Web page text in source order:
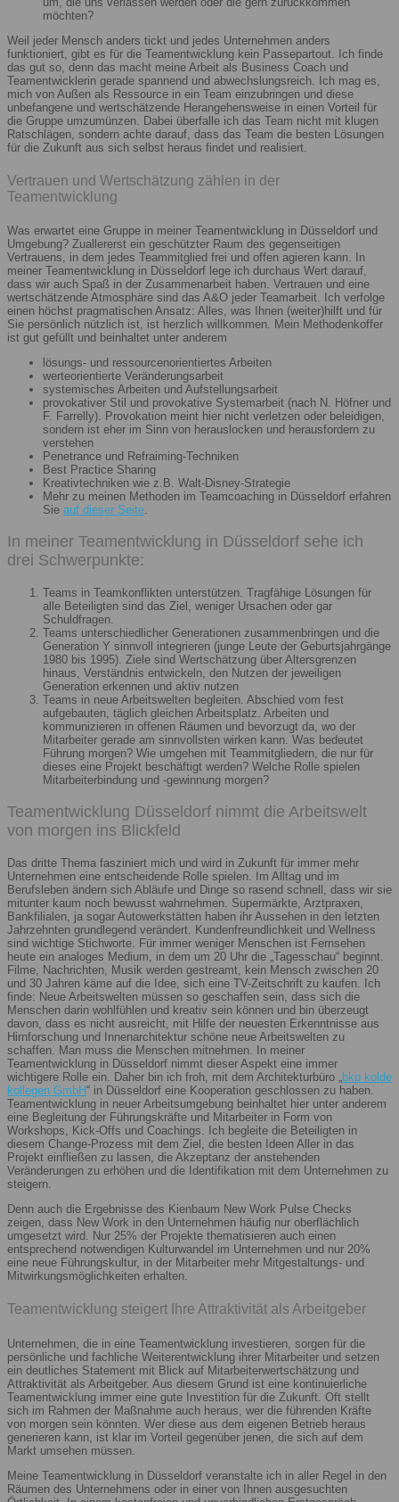
möchten?
Weil jeder Mensch anders tickt und jedes Unternehmen anders
funktioniert, gibt es für die Teamentwicklung kein Passepartout. Ich finde
das gut so, denn das macht meine Arbeit als Business Coach und
Teamentwicklerin gerade spannend und abwechslungsreich. Ich mag es,
mich von Außen als Ressource in ein Team einzubringen und diese
unbefangene und wertschätzende Herangehensweise in einen Vorteil für
die Gruppe umzumünzen. Dabei überfalle ich das Team nicht mit klugen
Ratschlägen, sondern achte darauf, dass das Team die besten Lösungen
für die Zukunft aus sich selbst heraus findet und realisiert.
Vertrauen und Wertschätzung zählen in der
Teamentwicklung
Was erwartet eine Gruppe in meiner Teamentwicklung in Düsseldorf und
Umgebung? Zuallererst ein geschützter Raum des gegenseitigen
Vertrauens, in dem jedes Teammitglied frei und offen agieren kann. In
meiner Teamentwicklung in Düsseldorf lege ich durchaus Wert darauf,
dass wir auch Spaß in der Zusammenarbeit haben. Vertrauen und eine
wertschätzende Atmosphäre sind das A&O jeder Teamarbeit. Ich verfolge
einen höchst pragmatischen Ansatz: Alles, was Ihnen (weiter)hilft und für
Sie persönlich nützlich ist, ist herzlich willkommen. Mein Methodenkoffer
ist gut gefüllt und beinhaltet unter anderem
lösungs- und ressourcenorientiertes Arbeiten
werteorientierte Veränderungsarbeit
systemisches Arbeiten und Aufstellungsarbeit
provokativer Stil und provokative Systemarbeit (nach N. Höfner und
F. Farrelly). Provokation meint hier nicht verletzen oder beleidigen,
sondern ist eher im Sinn von herauslocken und herausfordern zu
verstehen
Penetrance und Refraiming-Techniken
Best Practice Sharing
Kreativtechniken wie z.B. Walt-Disney-Strategie
Mehr zu meinen Methoden im Teamcoaching in Düsseldorf erfahren
Sie auf dieser Seite.
In meiner Teamentwicklung in Düsseldorf sehe ich
drei Schwerpunkte:
Teams in Teamkonflikten unterstützen. Tragfähige Lösungen für
alle Beteiligten sind das Ziel, weniger Ursachen oder gar
Schuldfragen.
Teams unterschiedlicher Generationen zusammenbringen und die
Generation Y sinnvoll integrieren (junge Leute der Geburtsjahrgänge
1980 bis 1995). Ziele sind Wertschätzung über Altersgrenzen
hinaus, Verständnis entwickeln, den Nutzen der jeweiligen
Generation erkennen und aktiv nutzen
Teams in neue Arbeitswelten begleiten. Abschied vom fest
aufgebauten, täglich gleichen Arbeitsplatz. Arbeiten und
kommunizieren in offenen Räumen und bevorzugt da, wo der
Mitarbeiter gerade am sinnvollsten wirken kann. Was bedeutet
Führung morgen? Wie umgehen mit Teammitgliedern, die nur für
dieses eine Projekt beschäftigt werden? Welche Rolle spielen
Mitarbeiterbindung und -gewinnung morgen?
Teamentwicklung Düsseldorf nimmt die Arbeitswelt
von morgen ins Blickfeld
Das dritte Thema fasziniert mich und wird in Zukunft für immer mehr
Unternehmen eine entscheidende Rolle spielen. Im Alltag und im
Berufsleben ändern sich Abläufe und Dinge so rasend schnell, dass wir sie
mitunter kaum noch bewusst wahrnehmen. Supermärkte, Arztpraxen,
Bankfilialen, ja sogar Autowerkstätten haben ihr Aussehen in den letzten
Jahrzehnten grundlegend verändert. Kundenfreundlichkeit und Wellness
sind wichtige Stichworte. Für immer weniger Menschen ist Fernsehen
heute ein analoges Medium, in dem um 20 Uhr die „Tagesschau“ beginnt.
Filme, Nachrichten, Musik werden gestreamt, kein Mensch zwischen 20
und 30 Jahren käme auf die Idee, sich eine TV-Zeitschrift zu kaufen. Ich
finde: Neue Arbeitswelten müssen so geschaffen sein, dass sich die
Menschen darin wohlfühlen und kreativ sein können und bin überzeugt
davon, dass es nicht ausreicht, mit Hilfe der neuesten Erkenntnisse aus
Hirnforschung und Innenarchitektur schöne neue Arbeitswelten zu
schaffen. Man muss die Menschen mitnehmen. In meiner
Teamentwicklung in Düsseldorf nimmt dieser Aspekt eine immer
wichtigere Rolle ein. Daher bin ich froh, mit dem Architekturbüro „bkp kolde
kollegen GmbH“ in Düsseldorf eine Kooperation geschlossen zu haben.
Teamentwicklung in neuer Arbeitsumgebung beinhaltet hier unter anderem
eine Begleitung der Führungskräfte und Mitarbeiter in Form von
Workshops, Kick-Offs und Coachings. Ich begleite die Beteiligten in
diesem Change-Prozess mit dem Ziel, die besten Ideen Aller in das
Projekt einfließen zu lassen, die Akzeptanz der anstehenden
Veränderungen zu erhöhen und die Identifikation mit dem Unternehmen zu
steigern.
Denn auch die Ergebnisse des Kienbaum New Work Pulse Checks
zeigen, dass New Work in den Unternehmen häufig nur oberflächlich
umgesetzt wird. Nur 25% der Projekte thematisieren auch einen
entsprechend notwendigen Kulturwandel im Unternehmen und nur 20%
eine neue Führungskultur, in der Mitarbeiter mehr Mitgestaltungs- und
Mitwirkungsmöglichkeiten erhalten.
Teamentwicklung steigert Ihre Attraktivität als Arbeitgeber
Unternehmen, die in eine Teamentwicklung investieren, sorgen für die
persönliche und fachliche Weiterentwicklung ihrer Mitarbeiter und setzen
ein deutliches Statement mit Blick auf Mitarbeiterwertschätzung und
Attraktivität als Arbeitgeber. Aus diesem Grund ist eine kontinuierliche
Teamentwicklung immer eine gute Investition für die Zukunft. Oft stellt
sich im Rahmen der Maßnahme auch heraus, wer die führenden Kräfte
von morgen sein könnten. Wer diese aus dem eigenen Betrieb heraus
generieren kann, ist klar im Vorteil gegenüber jenen, die sich auf dem
Markt umsehen müssen.
Meine Teamentwicklung in Düsseldorf veranstalte ich in aller Regel in den
Räumen des Unternehmens oder in einer von Ihnen ausgesuchten